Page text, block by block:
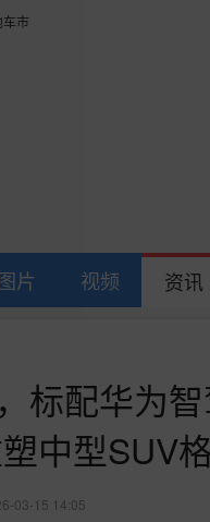
车市
片 视频 资讯
标配华为
中型SUV
03-15 14:05